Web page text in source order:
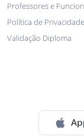
Professores e
Política de Privacidade
Validação Diploma